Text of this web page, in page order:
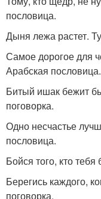
пословица.
Дыня лежа растет.
Самое дорогое для
Арабская пословица.
Битый ишак бежит
поговорка.
Одно несчастье
пословица.
Бойся того, кто
Берегись каждого,
поговорка.